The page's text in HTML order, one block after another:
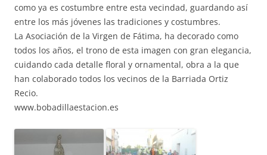
como ya es costumbre entre esta vecindad, guardando así
entre los más jóvenes las tradiciones y costumbres.
La Asociación de la Virgen de Fátima, ha decorado como
todos los años, el trono de esta imagen con gran elegancia,
cuidando cada detalle floral y ornamental, obra a la que
han colaborado todos los vecinos de la Barriada Ortiz
Recio.
www.bobadillaestacion.es